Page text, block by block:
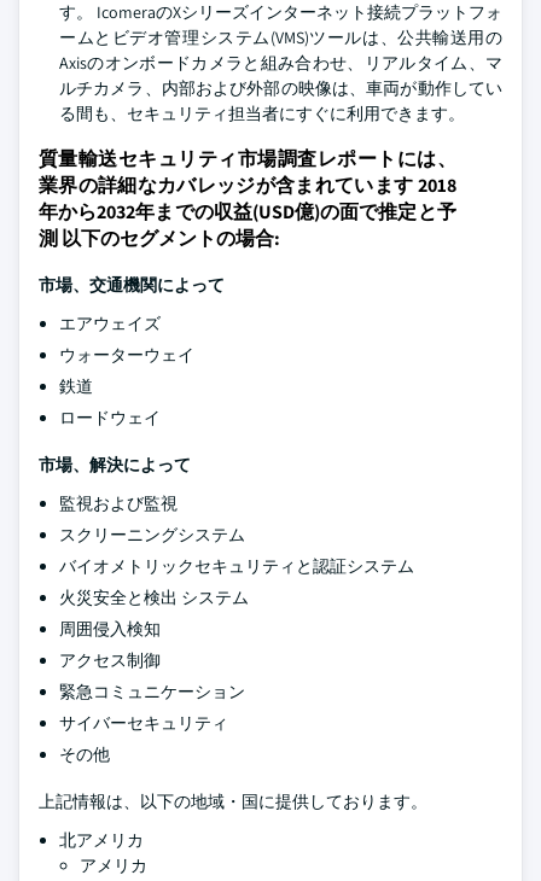
す。 IcomeraのXシリーズインターネット接続プラットフォ
ームとビデオ管理システム(VMS)ツールは、公共輸送用の
Axisのオンボードカメラと組み合わせ、リアルタイム、マ
ルチカメラ、内部および外部の映像は、車両が動作してい
る間も、セキュリティ担当者にすぐに利用できます。
質量輸送セキュリティ市場調査レポートには、
業界の詳細なカバレッジが含まれています 2018
年から2032年までの収益(USD億)の面で推定と予
測 以下のセグメントの場合:
市場、交通機関によって
エアウェイズ
ウォーターウェイ
鉄道
ロードウェイ
市場、解決によって
監視および監視
スクリーニングシステム
バイオメトリックセキュリティと認証システム
火災安全と検出 システム
周囲侵入検知
アクセス制御
緊急コミュニケーション
サイバーセキュリティ
その他
上記情報は、以下の地域・国に提供しております。
北アメリカ
アメリカ